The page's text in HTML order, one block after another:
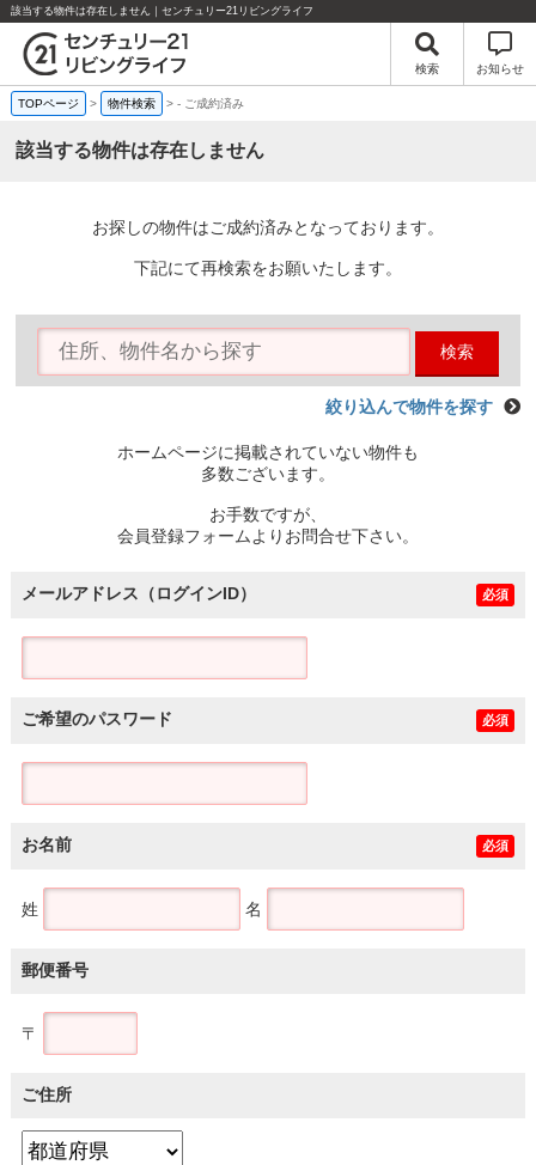
該当する物件は存在しません｜センチュリー21リビングライフ
検索 お知らせ
TOPページ > 物件検索 >- ご成約済み
該当する物件は存在しません
お探しの物件はご成約済みとなっております。
下記にて再検索をお願いたします。
検索
絞り込んで物件を探す
ホームページに掲載されていない物件も
多数ございます。
お手数ですが、
会員登録フォームよりお問合せ下さい。
メールアドレス（ログインID） 必須
ご希望のパスワード 必須
お名前 必須
姓 名
郵便番号
〒
ご住所